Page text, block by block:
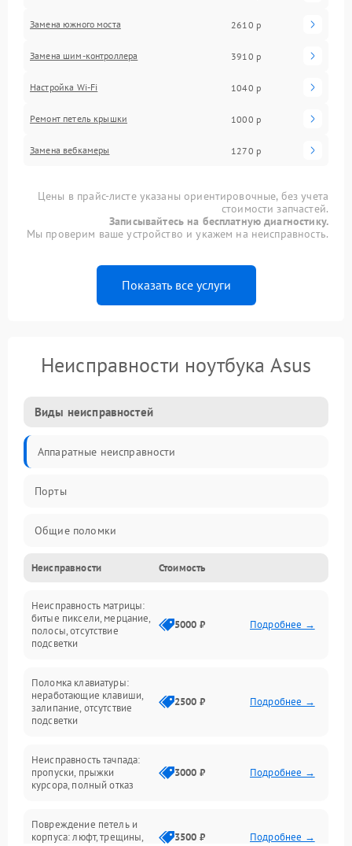
Замена южного моста 2610 р
Замена шим-контроллера 3910 р
Настройка Wi-Fi 1040 р
Ремонт петель крышки 1000 р
Замена вебкамеры 1270 р
Цены в прайс-листе указаны ориентировочные, без учета
стоимости запчастей.
Записывайтесь на бесплатную диагностику.
Мы проверим ваше устройство и укажем на неисправность.
Показать все услуги
Неисправности ноутбука Asus
Виды неисправностей
Аппаратные неисправности
Порты
Общие поломки
Устройства
Программные ошибки
Электрические и системные сбои
Интерфейсные проблемы
Батарея
Сеть и интернет
Неисправности Стоимость
Неисправность матрицы:
битые пиксели, мерцание,
полосы, отсутствие
подсветки
5000 ₽ Подробнее →
Поломка клавиатуры:
неработающие клавиши,
залипание, отсутствие
подсветки
2500 ₽ Подробнее →
Неисправность тачпада:
пропуски, прыжки
курсора, полный отказ
3000 ₽ Подробнее →
Повреждение петель и
корпуса: люфт, трещины,
3500 ₽ Подробнее →